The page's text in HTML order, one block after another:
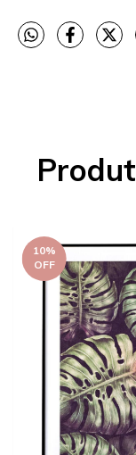
10%
OFF